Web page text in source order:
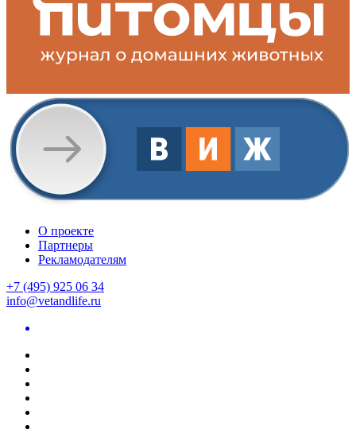
О проекте
Партнеры
Рекламодателям
+7 (495) 925 06 34
info@vetandlife.ru